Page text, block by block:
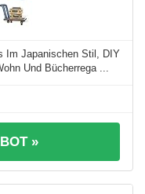
Im Japanischen Stil, DIY
Und Bücherrega ...
»